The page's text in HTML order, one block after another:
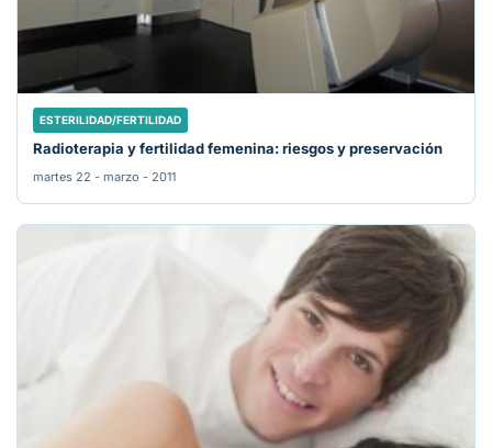
ESTERILIDAD/FERTILIDAD
Radioterapia y fertilidad femenina: riesgos y preservación
martes 22 - marzo - 2011